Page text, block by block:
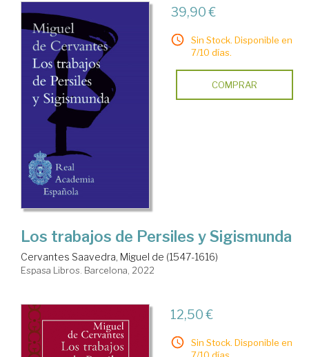
39,90 €
Sin Stock. Disponible en
7/10 días.
COMPRAR
Los trabajos de Persiles y Sigismunda
Cervantes Saavedra, Miguel de (1547-1616)
Espasa Libros. Barcelona, 2022
12,50 €
Sin Stock. Disponible en